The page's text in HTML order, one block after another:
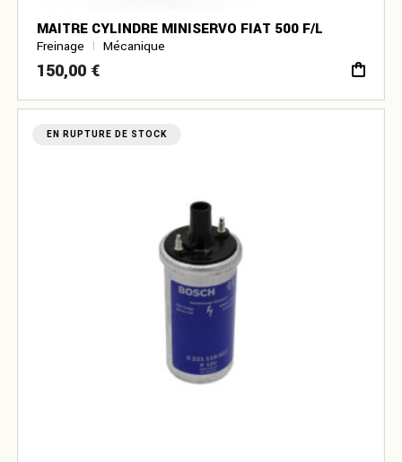
MAITRE CYLINDRE MINISERVO FIAT 500 F/L
Freinage Mécanique
150,00 €
EN RUPTURE DE STOCK